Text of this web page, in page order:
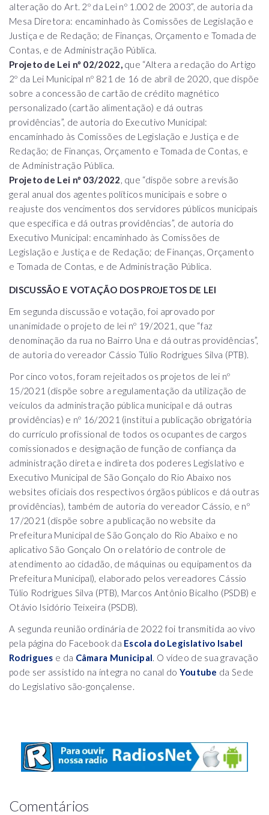
alteração do Art. 2º da Lei nº 1.002 de 2003”, de autoria da
Mesa Diretora: encaminhado às Comissões de Legislação e
Justiça e de Redação; de Finanças, Orçamento e Tomada de
Contas, e de Administração Pública.
Projeto de Lei nº 02/2022,que “Altera a redação do Artigo
2º da Lei Municipal nº 821 de 16 de abril de 2020, que dispõe
sobre a concessão de cartão de crédito magnético
personalizado (cartão alimentação) e dá outras
providências”, de autoria do Executivo Municipal:
encaminhado às Comissões de Legislação e Justiça e de
Redação; de Finanças, Orçamento e Tomada de Contas, e
de Administração Pública.
Projeto de Lei nº 03/2022, que “dispõe sobre a revisão
geral anual dos agentes políticos municipais e sobre o
reajuste dos vencimentos dos servidores públicos municipais
que especifica e dá outras providências”, de autoria do
Executivo Municipal: encaminhado às Comissões de
Legislação e Justiça e de Redação; de Finanças, Orçamento
e Tomada de Contas, e de Administração Pública.
DISCUSSÃO E VOTAÇÃO DOS PROJETOS DE LEI
Em segunda discussão e votação, foi aprovado por
unanimidade o projeto de lei nº 19/2021, que “faz
denominação da rua no Bairro Una e dá outras providências”,
de autoria do vereador Cássio Túlio Rodrigues Silva (PTB).
Por cinco votos, foram rejeitados os projetos de lei nº
15/2021 (dispõe sobre a regulamentação da utilização de
veículos da administração pública municipal e dá outras
providências) e nº 16/2021 (institui a publicação obrigatória
do currículo profissional de todos os ocupantes de cargos
comissionados e designação de função de confiança da
administração direta e indireta dos poderes Legislativo e
Executivo Municipal de São Gonçalo do Rio Abaixo nos
websites oficiais dos respectivos órgãos públicos e dá outras
providências), também de autoria do vereador Cássio, e nº
17/2021 (dispõe sobre a publicação no website da
Prefeitura Municipal de São Gonçalo do Rio Abaixo e no
aplicativo São Gonçalo On o relatório de controle de
atendimento ao cidadão, de máquinas ou equipamentos da
Prefeitura Municipal), elaborado pelos vereadores Cássio
Túlio Rodrigues Silva (PTB), Marcos Antônio Bicalho (PSDB) e
Otávio Isidório Teixeira (PSDB).
A segunda reunião ordinária de 2022 foi transmitida ao vivo
pela página do Facebook da Escola do Legislativo Isabel
Rodrigues e da Câmara Municipal. O vídeo de sua gravação
pode ser assistido na íntegra no canal do Youtube da Sede
do Legislativo são-gonçalense.
Comentários